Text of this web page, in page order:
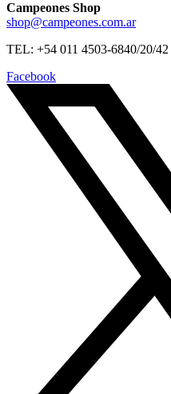
Campeones Shop
shop@campeones.com.ar
TEL: +54 011 4503-6840/20/42
Facebook